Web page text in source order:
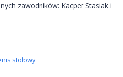
zawodników: Kacper Stasiak i
stołowy